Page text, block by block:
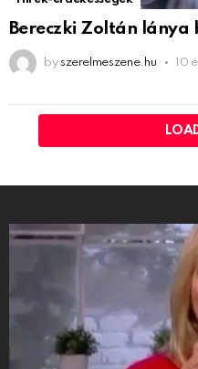
Bereczki Zoltán lánya
by szerelmeszene.hu 10